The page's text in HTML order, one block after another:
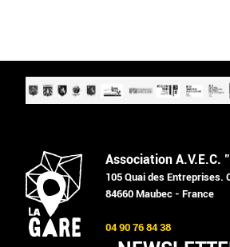
Association A.V.E.C.
105 Quai des Entreprises.
84660 Maubec - France
04 90 76 84 38